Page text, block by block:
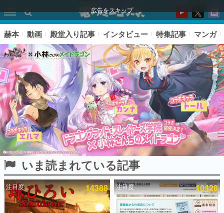
広告をスキップ
ピックアップ
電ファミのいま読まれている記事ランキング
赫本 動画 殿堂入り記事 インタビュー 特集記事 マンガ
いま読まれている記事
注目度 14388 注目度 10428